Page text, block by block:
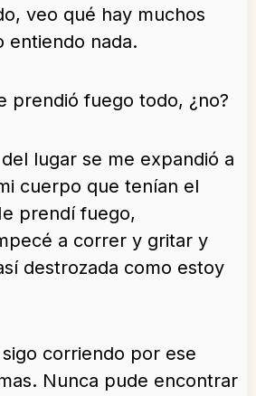
veo qué hay muchos
entiendo nada.
prendió fuego todo, ¿no?
lugar se me expandió a
cuerpo que tenían el
prendí fuego,
a correr y gritar y
destrozada como estoy
corriendo por ese
Nunca pude encontrar